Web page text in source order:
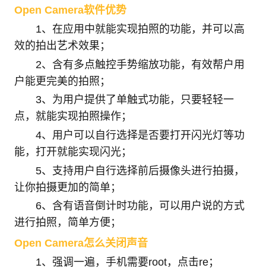
Open Camera软件优势
1、在应用中就能实现拍照的功能，并可以高
效的拍出艺术效果；
2、含有多点触控手势缩放功能，有效帮户用
户能更完美的拍照；
3、为用户提供了单触式功能，只要轻轻一
点，就能实现拍照操作；
4、用户可以自行选择是否要打开闪光灯等功
能，打开就能实现闪光；
5、支持用户自行选择前后摄像头进行拍摄，
让你拍摄更加的简单；
6、含有语音倒计时功能，可以用户说的方式
进行拍照，简单方便；
Open Camera怎么关闭声音
1、强调一遍，手机需要root，点击re；